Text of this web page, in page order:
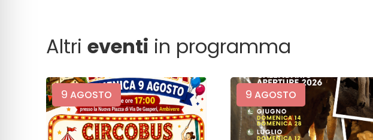
Altrieventi in programma
9 AGOSTO 9 AGOSTO